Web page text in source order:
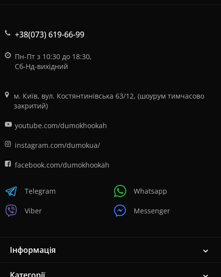
+38(073) 619-66-99
Пн-Пт з 10:30 до 18:30,
Сб-Нд-вихідний
м. Київ, вул. Костянтинівська 63/12, (шоурум тимчасово
закритий)
youtube.com/dumokhookah
instagram.com/dumokua/
facebook.com/dumokhookah
Telegram
Viber
Whatsapp
Messenger
Інформація
Категорії